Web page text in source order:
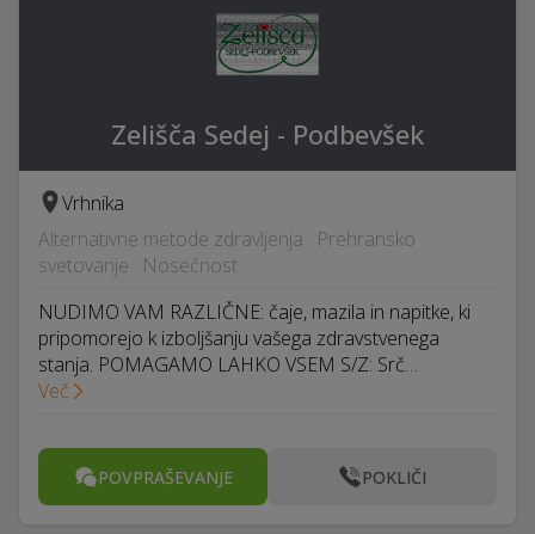
Zelišča Sedej - Podbevšek
Vrhnika
Alternativne metode zdravljenja · Prehransko
svetovanje · Nosečnost
NUDIMO VAM RAZLIČNE: čaje, mazila in napitke, ki
pripomorejo k izboljšanju vašega zdravstvenega
stanja. POMAGAMO LAHKO VSEM S/Z: Srč…
Več
POVPRAŠEVANJE POKLIČI